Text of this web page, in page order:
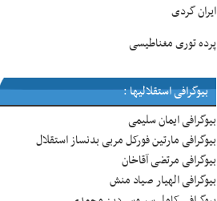
ایران گردی
پرده توری مغناطیسی
بیوگرافی استقلالیها :
بیوگرافی ایمان سلیمی
بیوگرافی مارتین فورکل مربی بدنساز استقلال
بیوگرافی مرتضی آقاخان
بیوگرافی الهیار صیاد منش